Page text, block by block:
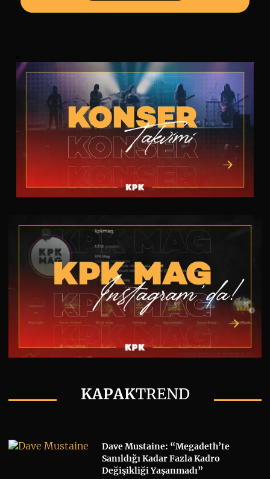
KAPAKTREND
Dave Mustaine: “Megadeth’te
Sanıldığı Kadar Fazla Kadro
Değişikliği Yaşanmadı”